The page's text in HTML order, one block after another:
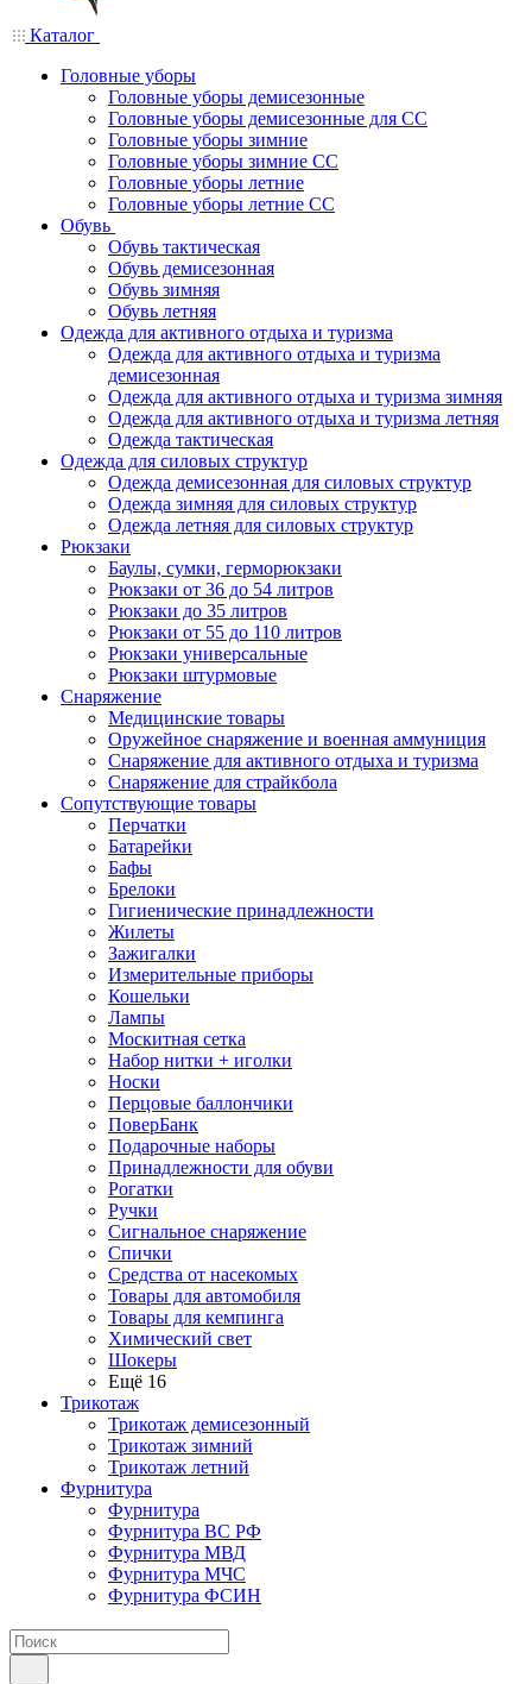
Каталог
Головные уборы
Головные уборы демисезонные
Головные уборы демисезонные для СС
Головные уборы зимние
Головные уборы зимние СС
Головные уборы летние
Головные уборы летние СС
Обувь
Обувь тактическая
Обувь демисезонная
Обувь зимняя
Обувь летняя
Одежда для активного отдыха и туризма
Одежда для активного отдыха и туризма
демисезонная
Одежда для активного отдыха и туризма зимняя
Одежда для активного отдыха и туризма летняя
Одежда тактическая
Одежда для силовых структур
Одежда демисезонная для силовых структур
Одежда зимняя для силовых структур
Одежда летняя для силовых структур
Рюкзаки
Баулы, сумки, герморюкзаки
Рюкзаки от 36 до 54 литров
Рюкзаки до 35 литров
Рюкзаки от 55 до 110 литров
Рюкзаки универсальные
Рюкзаки штурмовые
Снаряжение
Медицинские товары
Оружейное снаряжение и военная аммуниция
Снаряжение для активного отдыха и туризма
Снаряжение для страйкбола
Сопутствующие товары
Перчатки
Батарейки
Бафы
Брелоки
Гигиенические принадлежности
Жилеты
Зажигалки
Измерительные приборы
Кошельки
Лампы
Москитная сетка
Набор нитки + иголки
Носки
Перцовые баллончики
ПоверБанк
Подарочные наборы
Принадлежности для обуви
Рогатки
Ручки
Сигнальное снаряжение
Спички
Средства от насекомых
Товары для автомобиля
Товары для кемпинга
Химический свет
Шокеры
Ещё 16
Трикотаж
Трикотаж демисезонный
Трикотаж зимний
Трикотаж летний
Фурнитура
Фурнитура
Фурнитура ВС РФ
Фурнитура МВД
Фурнитура МЧС
Фурнитура ФСИН